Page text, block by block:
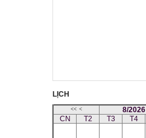
LỊCH
<< < 8/2026
CN T2 T3 T4